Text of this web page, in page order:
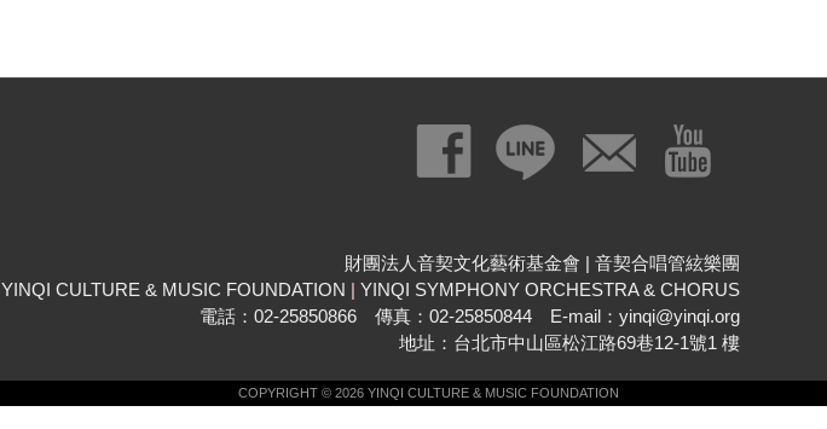
財團法人音契文化藝術基金會 | 音契合唱管絃樂團
YINQI CULTURE & MUSIC FOUNDATION | YINQI SYMPHONY ORCHESTRA & CHORUS
電話：02-25850866 傳真：02-25850844 E-mail：yinqi@yinqi.org
地址：台北市中山區松江路69巷12-1號1 樓
COPYRIGHT © 2026 YINQI CULTURE & MUSIC FOUNDATION